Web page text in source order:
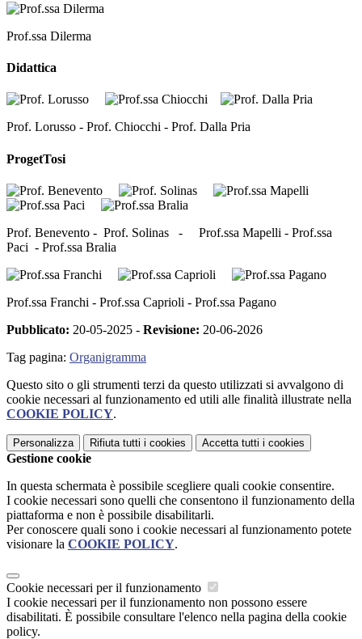
Prof.ssa Dilerma
Didattica
Prof. Lorusso - Prof. Chiocchi - Prof. Dalla Pria
ProgetTosi
Prof. Benevento - Prof. Solinas - Prof.ssa Mapelli - Prof.ssa
Paci - Prof.ssa Bralia
Prof.ssa Franchi - Prof.ssa Caprioli - Prof.ssa Pagano
Pubblicato: 20-05-2025 - Revisione: 20-06-2026
Tag pagina: Organigramma
Questo sito o gli strumenti terzi da questo utilizzati si avvalgono di
cookie necessari al funzionamento ed utili alle finalità illustrate nella
COOKIE POLICY.
Personalizza Rifiuta tutti i cookies Accetta tutti i cookies
Gestione cookie
In questa schermata è possibile scegliere quali cookie consentire.
I cookie necessari sono quelli che consentono il funzionamento della
piattaforma e non è possibile disabilitarli.
Per conoscere quali sono i cookie necessari al funzionamento potete
visionare la COOKIE POLICY.
Cookie necessari per il funzionamento
I cookie necessari per il funzionamento non possono essere
disabilitati. È possibile consultare l'elenco nella pagina della cookie
policy.